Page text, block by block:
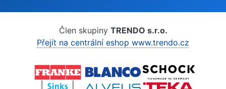
Člen skupiny TRENDO s.r.o.
Přejít na centrální eshop www.trendo.cz